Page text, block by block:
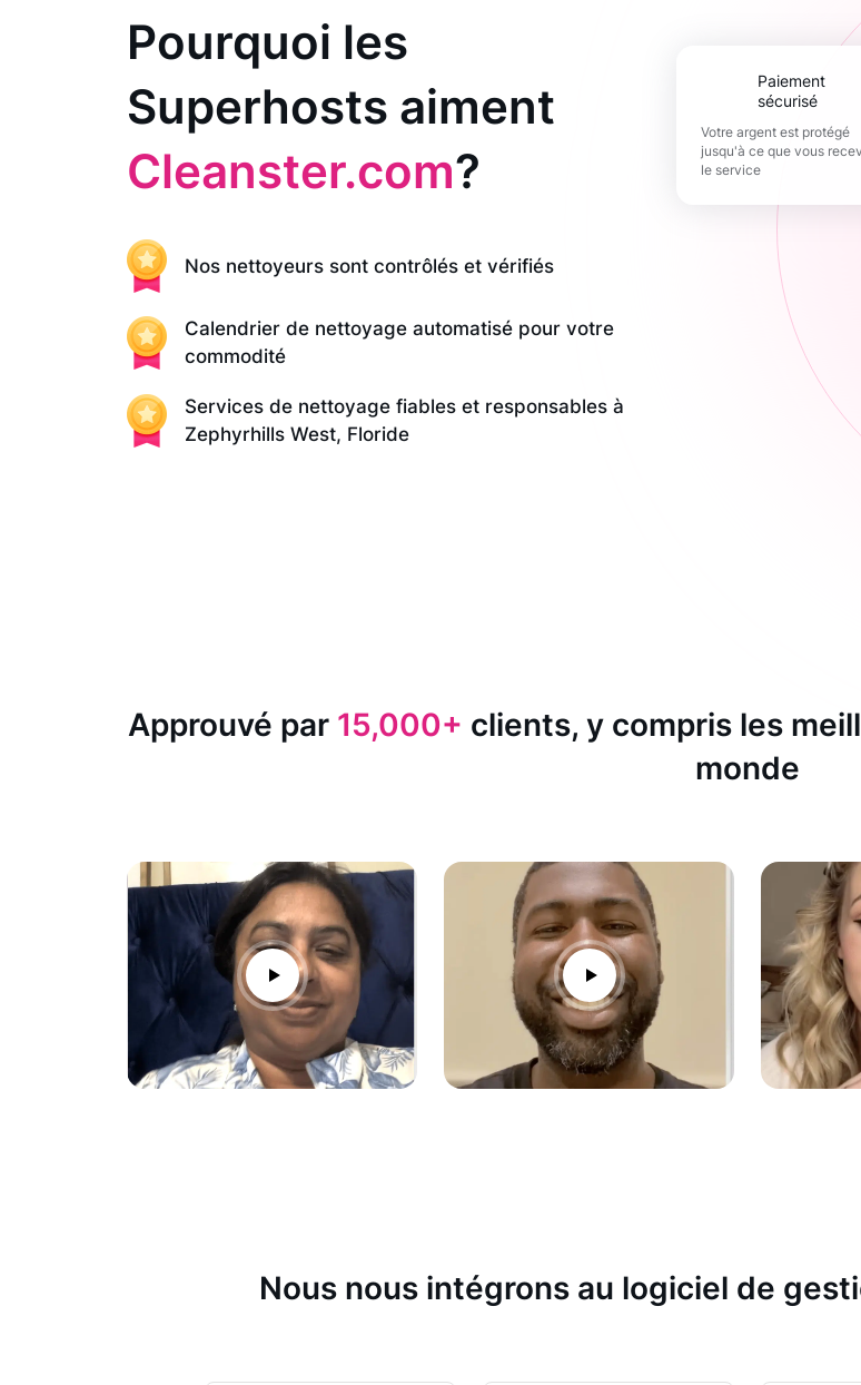
Pourquoi les
Superhosts aiment
Cleanster.com?
Nos nettoyeurs sont contrôlés et vérifiés
Calendrier de nettoyage automatisé pour votre
commodité
Services de nettoyage fiables et responsables à
Zephyrhills West, Floride
paiement
sécurisé
Votre argent est protégé
jusqu'à ce que vous
le service
Approuvé par 15,000+ clients, y compris les
monde
Nous nous intégrons au logiciel de